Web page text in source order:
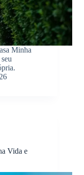
Minha
Vida e